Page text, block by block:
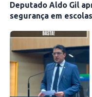
Deputado Aldo Gil
segurança em